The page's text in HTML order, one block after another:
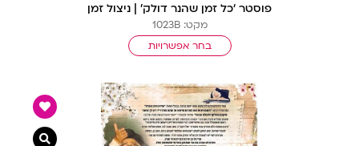
פוסטר ‘כל זמן שהנר דולק’ | ניצול זמן
מקט: 1023B
בחר אפשרויות
צפייה